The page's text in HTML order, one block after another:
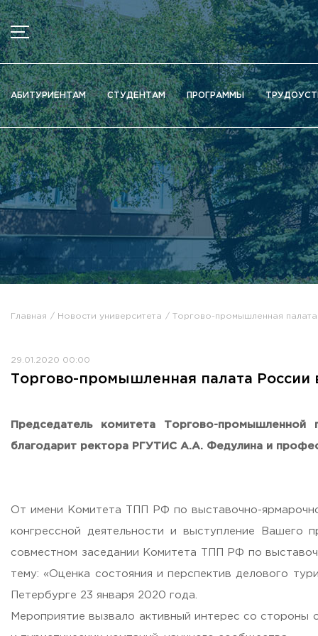
АБИТУРИЕНТАМ СТУДЕНТАМ ПРОГРАММЫ
МЕНЮ
Новости
Объявления
Документы
Сведения об образовательной организации
Официально о приёме
Научная деятельность
Высшие школы / Институты / Департаменты
Дополнительное образование
Федеральный ресурсный центр
Вакантные места для приема (перевода)
Жилищно-коммунальное хозяйство
Визово-регистрационное сопровождение иностранных
Партнерские проекты
Олимпиады
XXX-я Международная научно-практическая
Антимонопольный комплаенс
Главная Новости университета Торгово-промышленная палата
29.01.2020 00:00
Торгово-промышленная палата России
Председатель комитета Торгово-
благодарит ректора РГУТИС А.А. Федулина и
От имени Комитета ТПП РФ по выставочно-
конгрессной деятельности и выступление
совместном заседании Комитета ТПП РФ по
тему: «Оценка состояния и перспектив делового
Петербурге 23 января 2020 года.
Мероприятие вызвало активный интерес со стороны